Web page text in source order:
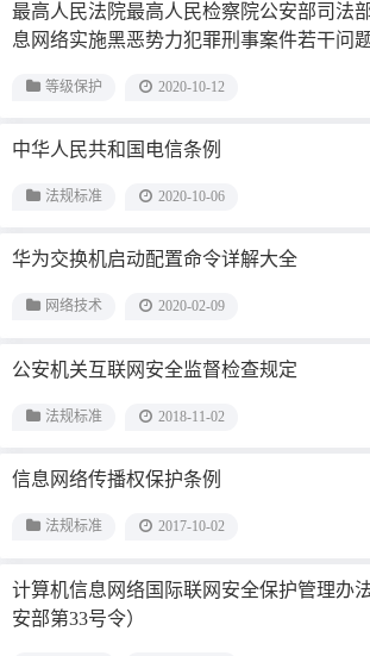
最高人民法院最高人民检察院公安部司法
息网络实施黑恶势力犯罪刑事案件若干问
等级保护 2020-10-12
中华人民共和国电信条例
法规标准 2020-10-06
华为交换机启动配置命令详解大全
网络技术 2020-02-09
公安机关互联网安全监督检查规定
法规标准 2018-11-02
信息网络传播权保护条例
法规标准 2017-10-02
计算机信息网络国际联网安全保护管理办
安部第33号令）